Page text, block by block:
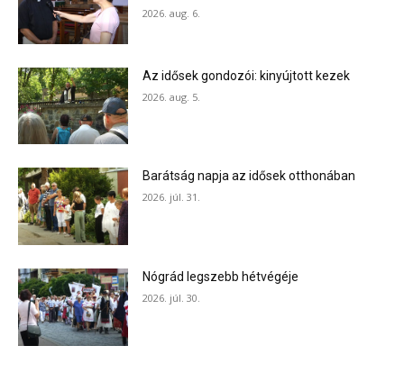
2026. aug. 6.
Az idősek gondozói: kinyújtott kezek
2026. aug. 5.
Barátság napja az idősek otthonában
2026. júl. 31.
Nógrád legszebb hétvégéje
2026. júl. 30.